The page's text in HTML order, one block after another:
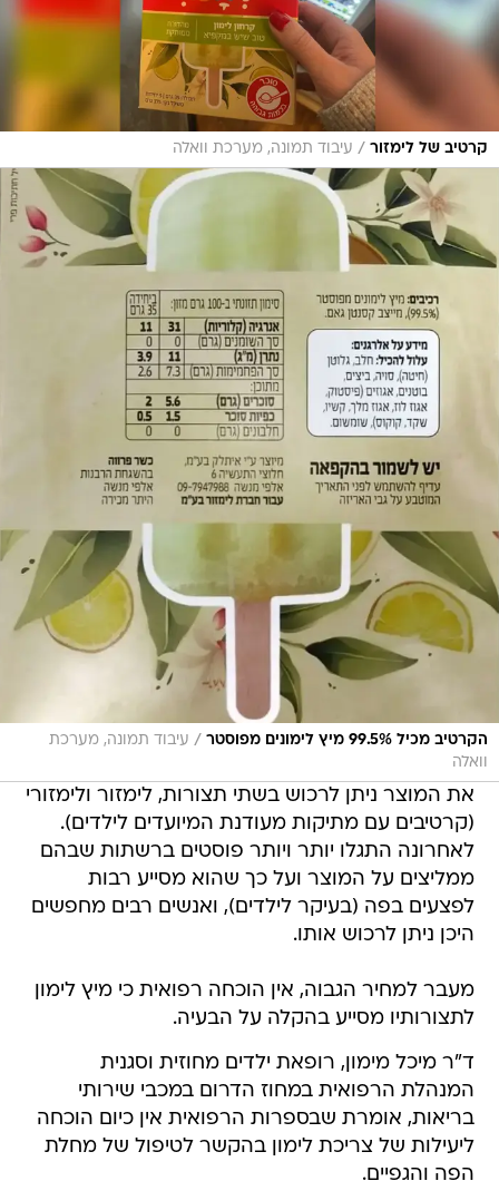
קרטיב של לימזור / עיבוד תמונה, מערכת וואלה
הקרטיב מכיל 99.5% מיץ לימונים מפוסטר / עיבוד תמונה, מערכת
וואלה
את המוצר ניתן לרכוש בשתי תצורות, לימזור ולימזורי
(קרטיבים עם מתיקות מעודנת המיועדים לילדים).
לאחרונה התגלו יותר ויותר פוסטים ברשתות שבהם
ממליצים על המוצר ועל כך שהוא מסייע רבות
לפצעים בפה (בעיקר לילדים), ואנשים רבים מחפשים
היכן ניתן לרכוש אותו.
מעבר למחיר הגבוה, אין הוכחה רפואית כי מיץ לימון
לתצורותיו מסייע בהקלה על הבעיה.
ד"ר מיכל מימון, רופאת ילדים מחוזית וסגנית
המנהלת הרפואית במחוז הדרום במכבי שירותי
בריאות, אומרת שבספרות הרפואית אין כיום הוכחה
ליעילות של צריכת לימון בהקשר לטיפול של מחלת
הפה והגפיים.